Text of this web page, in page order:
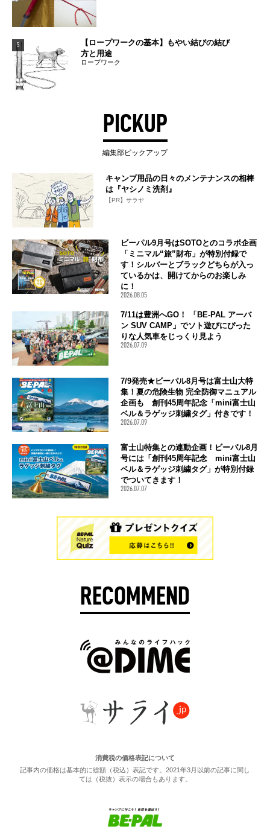
5
【ロープワークの基本】もやい結びの結び
方と用途
ロープワーク
PICKUP
編集部ピックアップ
キャンプ用品の日々のメンテナンスの相棒
は『ヤシノミ洗剤』
【PR】サラヤ
ビーパル9月号はSOTOとのコラボ企画
「ミニマル“旅”財布」が特別付録で
す！シルバーとブラックどちらが入っ
ているかは、開けてからのお楽しみ
に！
2026.08.05
7/11は豊洲へGO！ 「BE-PAL アーバ
ン SUV CAMP」でソト遊びにぴった
りな人気車をじっくり見よう
2026.07.09
7/9発売★ビーパル8月号は富士山大特
集！夏の危険生物 完全防御マニュアル
企画も 創刊45周年記念「mini富士山
ベル＆ラゲッジ刺繍タグ」付きです！
2026.07.09
富士山特集との連動企画！ビーパル8月
号には「創刊45周年記念 mini富士山
ベル＆ラゲッジ刺繍タグ」が特別付録
でついてきます！
2026.07.07
RECOMMEND
消費税の価格表記について
記事内の価格は基本的に総額（税込）表記です。2021年3月以前の記事に関し
ては（税抜）表示の場合もあります。